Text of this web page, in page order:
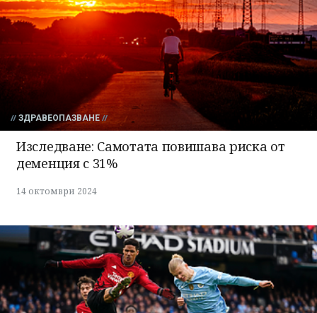
ЗДРАВЕОПАЗВАНЕ
Изследване: Самотата повишава риска от
деменция с 31%
14 октомври 2024